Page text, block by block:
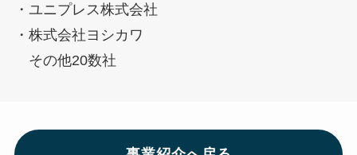
・ユニプレス株式会社
・株式会社ヨシカワ
その他20数社